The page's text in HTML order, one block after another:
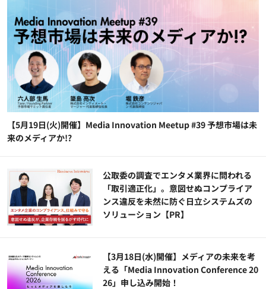
【5月19日(火)開催】Media Innovation Meetup #39 予想市場は未
来のメディアか!?
公​​取委の調査でエンタメ業界に問われる
「取引適正化」。意図せぬコンプライア
ンス違反を未然に防ぐ日立システムズの
ソリューション​【PR】
【3月18日(水)開催】メディアの未来を考
える「Media Innovation Conference 20
26」申し込み開始！